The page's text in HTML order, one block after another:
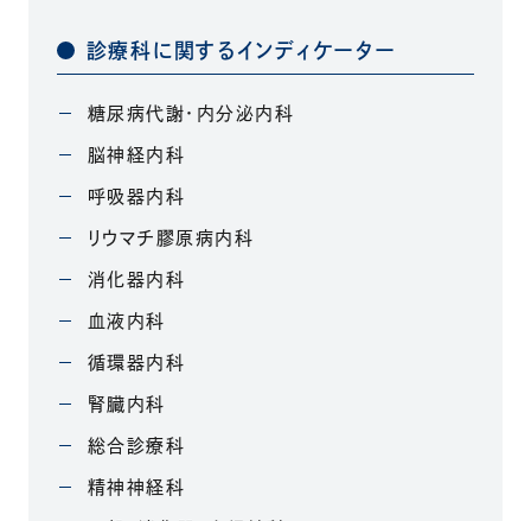
診療科に関するインディケーター
糖尿病代謝・内分泌内科
脳神経内科
呼吸器内科
リウマチ膠原病内科
消化器内科
血液内科
循環器内科
腎臓内科
総合診療科
精神神経科